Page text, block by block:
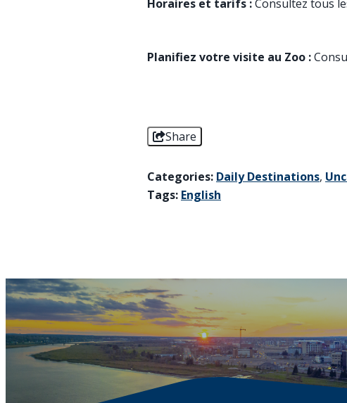
Horaires et tarifs :Consultez tous
Planifiez votre visite au Zoo :
Share
Categories: Daily Destinations,
Tags: English